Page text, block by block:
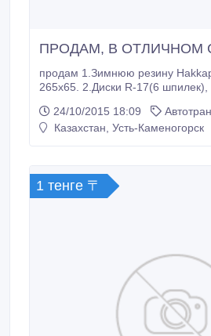
ПРОДАМ, В ОТЛИЧНОМ
продам 1.Зимнюю резину
265х65. 2.Диски R-17(6 шпилек),
сезон).
24/10/2015 18:09
Казахстан, Усть-Каменогорск
1 тенге 〒